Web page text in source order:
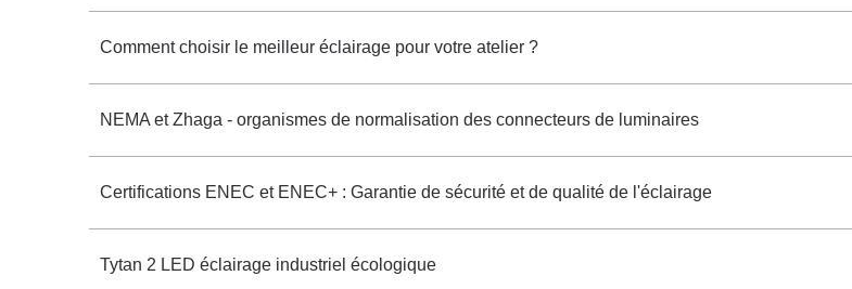
Comment choisir le meilleur éclairage pour votre atelier ?
NEMA et Zhaga - organismes de normalisation des connecteurs de luminaires
Certifications ENEC et ENEC+ : Garantie de sécurité et de qualité de l'éclairage
Tytan 2 LED éclairage industriel écologique